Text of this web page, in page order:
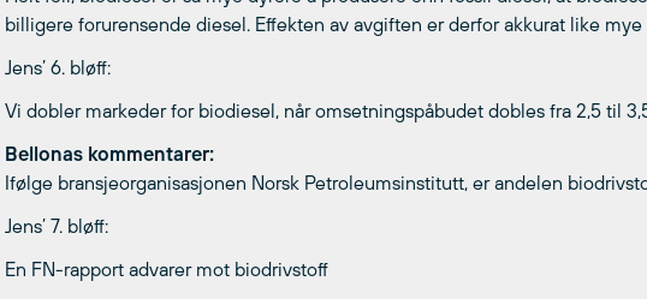
billigere forurensende diesel. Effekten av avgiften er derfor akkurat like
Jens’ 6. bløff:
Vi dobler markeder for biodiesel, når omsetningspåbudet dobles fra 2,5 til
Bellonas kommentarer:
Ifølge bransjeorganisasjonen Norsk Petroleumsinstitutt, er andelen
Jens’ 7. bløff:
En FN-rapport advarer mot biodrivstoff